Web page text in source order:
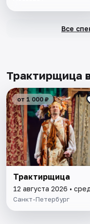
Все
Трактирщица
от 1 000 ₽
Трактирщица
12 августа 2026 •
Санкт-Петербург